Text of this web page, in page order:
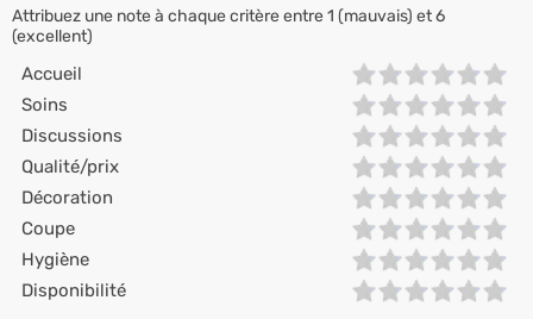
Attribuez une note à chaque critère entre 1 (mauvais) et 6
(excellent)
Accueil
Soins
Discussions
Qualité/prix
Décoration
Coupe
Hygiène
Disponibilité